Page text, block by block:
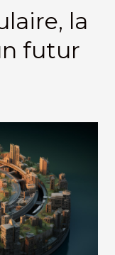
la
futur